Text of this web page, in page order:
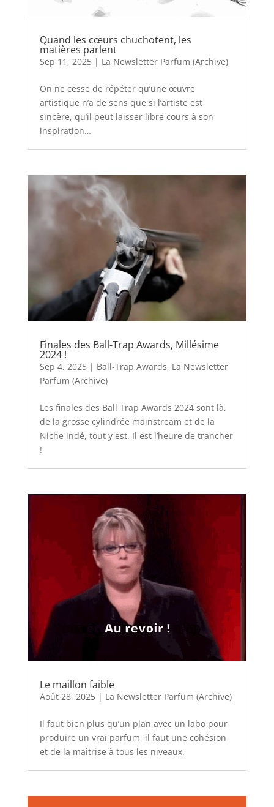
Quand les cœurs chuchotent, les
matières parlent
Sep 11, 2025| La Newsletter Parfum (Archive)
On ne cesse de répéter qu’une œuvre
artistique n’a de sens que si l’artiste est
sincère, qu’il peut laisser libre cours à son
inspiration…
Finales des Ball-Trap Awards, Millésime
2024 !
Sep 4, 2025| Ball-Trap Awards, La Newsletter
Parfum (Archive)
Les finales des Ball Trap Awards 2024 sont là,
de la grosse cylindrée mainstream et de la
Niche indé, tout y est. Il est l’heure de trancher
!
Le maillon faible
Août 28, 2025| La Newsletter Parfum (Archive)
Il faut bien plus qu’un plan avec un labo pour
produire un vrai parfum, il faut une cohésion
et de la maîtrise à tous les niveaux.